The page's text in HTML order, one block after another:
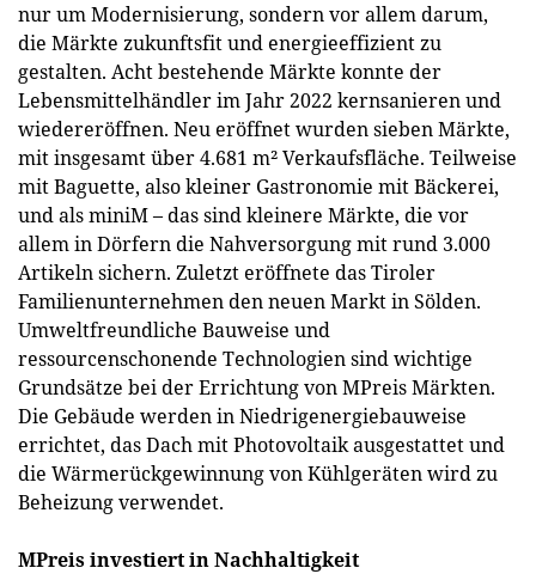
nur um Modernisierung, sondern vor allem darum,
die Märkte zukunftsfit und energieeffizient zu
gestalten. Acht bestehende Märkte konnte der
Lebensmittelhändler im Jahr 2022 kernsanieren und
wiedereröffnen. Neu eröffnet wurden sieben Märkte,
mit insgesamt über 4.681 m² Verkaufsfläche. Teilweise
mit Baguette, also kleiner Gastronomie mit Bäckerei,
und als miniM – das sind kleinere Märkte, die vor
allem in Dörfern die Nahversorgung mit rund 3.000
Artikeln sichern. Zuletzt eröffnete das Tiroler
Familienunternehmen den neuen Markt in Sölden.
Umweltfreundliche Bauweise und
ressourcenschonende Technologien sind wichtige
Grundsätze bei der Errichtung von MPreis Märkten.
Die Gebäude werden in Niedrigenergiebauweise
errichtet, das Dach mit Photovoltaik ausgestattet und
die Wärmerückgewinnung von Kühlgeräten wird zu
Beheizung verwendet.
MPreis investiert in Nachhaltigkeit